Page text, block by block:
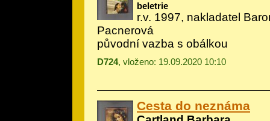
beletrie
r.v. 1997, nakladatel
Pacnerová
původní vazba s obálkou
D724, vloženo: 19.09.2020 10:10
Cesta do neznáma